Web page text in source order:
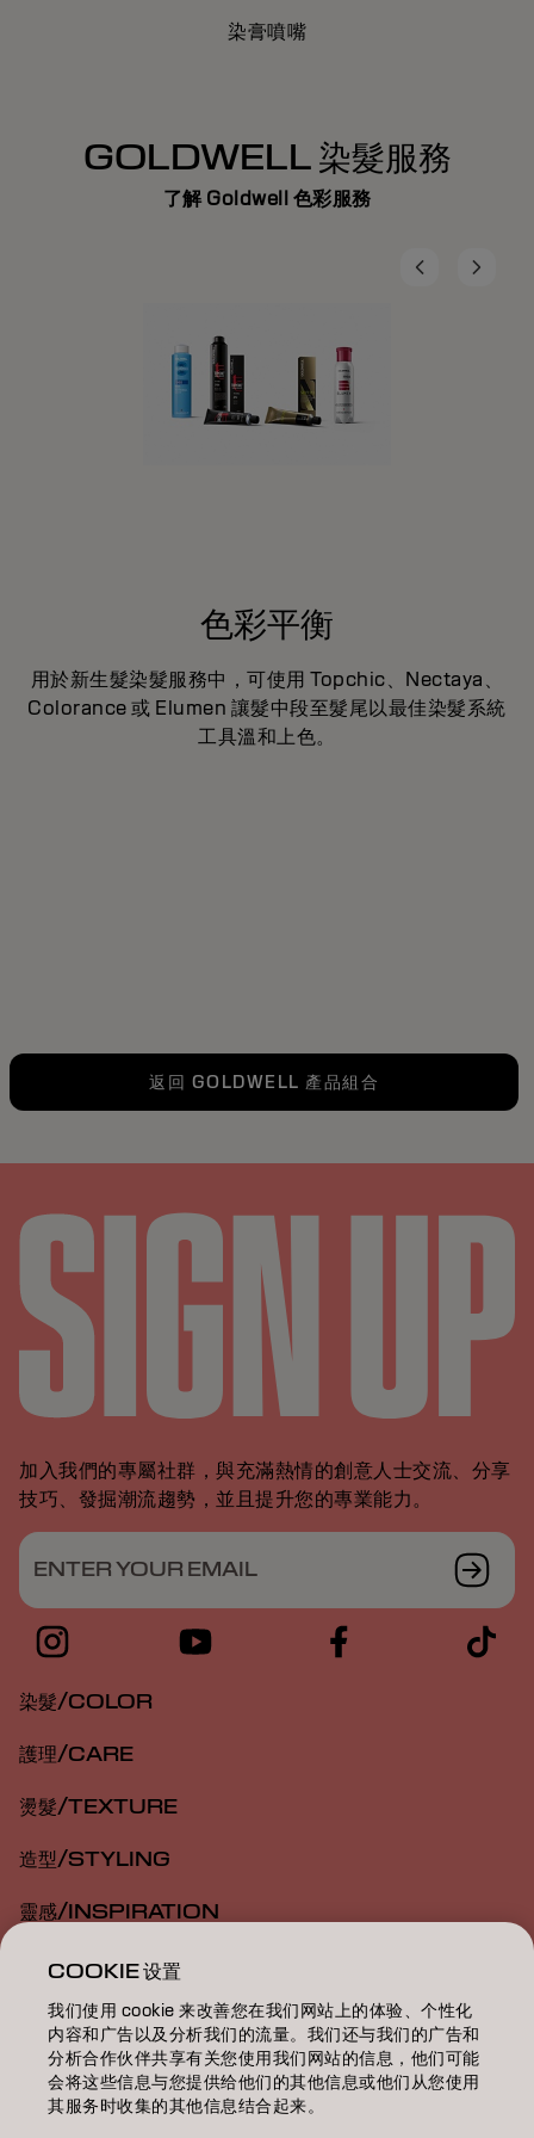
染膏噴嘴
GOLDWELL 染髮服務
了解 Goldwell 色彩服務
色彩平衡
用於新生髮染髮服務中，可使用 Topchic、Nectaya、
Colorance 或 Elumen 讓髮中段至髮尾以最佳染髮系統
工具溫和上色。
返回 GOLDWELL 產品組合
加入我們的專屬社群，與充滿熱情的創意人士交流、分享
技巧、發掘潮流趨勢，並且提升您的專業能力。
ENTER YOUR EMAIL
染髮/COLOR
護理/CARE
燙髮/TEXTURE
造型/STYLING
靈感/INSPIRATION
教育/EDUCATION
關於我們/ABOUT
成為合作夥伴
聯絡我們
COOKIE 设置
我们使用 cookie 来改善您在我们网站上的体验、个性化
内容和广告以及分析我们的流量。我们还与我们的广告和
分析合作伙伴共享有关您使用我们网站的信息，他们可能
会将这些信息与您提供给他们的其他信息或他们从您使用
其服务时收集的其他信息结合起来。